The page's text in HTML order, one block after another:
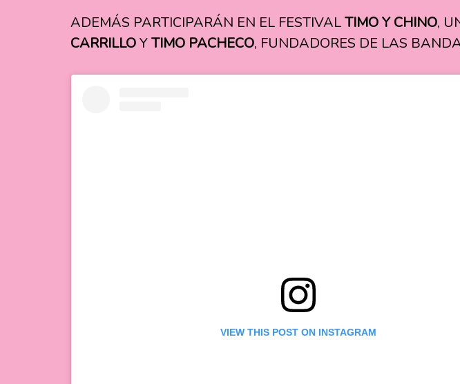
ADEMÁS PARTICIPARÁN EN EL FESTIVALTIMO Y CHINO,
CARRILLOYTIMO PACHECO, FUNDADORES DE LAS
VIEW THIS POST ON INSTAGRAM